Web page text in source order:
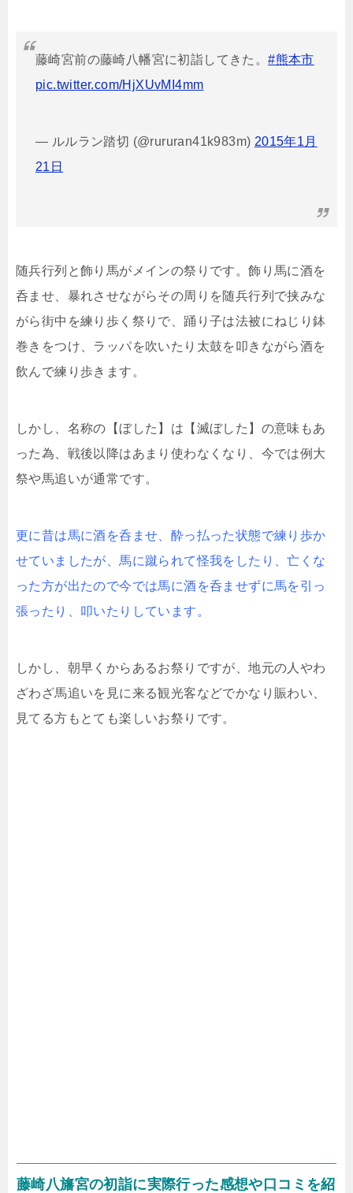
藤崎宮前の藤崎八幡宮に初詣してきた。#熊本市
pic.twitter.com/HjXUvMI4mm
— ルルラン踏切 (@rururan41k983m) 2015年1月
21日
随兵行列と飾り馬がメインの祭りです。飾り馬に酒を
呑ませ、暴れさせながらその周りを随兵行列で挟みな
がら街中を練り歩く祭りで、踊り子は法被にねじり鉢
巻きをつけ、ラッパを吹いたり太鼓を叩きながら酒を
飲んで練り歩きます。
しかし、名称の【ぼした】は【滅ぼした】の意味もあ
った為、戦後以降はあまり使わなくなり、今では例大
祭や馬追いが通常です。
更に昔は馬に酒を呑ませ、酔っ払った状態で練り歩か
せていましたが、馬に蹴られて怪我をしたり、亡くな
った方が出たので今では馬に酒を呑ませずに馬を引っ
張ったり、叩いたりしています。
しかし、朝早くからあるお祭りですが、地元の人やわ
ざわざ馬追いを見に来る観光客などでかなり賑わい、
見てる方もとても楽しいお祭りです。
藤崎八旛宮の初詣に実際行った感想や口コミを紹